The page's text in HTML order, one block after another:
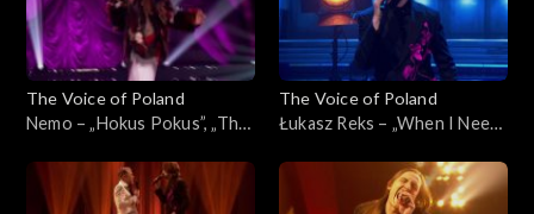
listopada 2025
The Voice of Poland
Nemo – „Hokus Pokus”, „The
listopada 2025
The Voice of Poland
Łukasz Reks – „When I Need
Finał, 29 listopada 2025